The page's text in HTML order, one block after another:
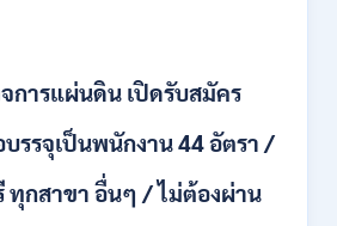
การแผ่นดิน เปิดรับสมัคร
รรจุเป็นพนักงาน 44 อัตรา /
ทุกสาขา อื่นๆ / ไม่ต้องผ่าน